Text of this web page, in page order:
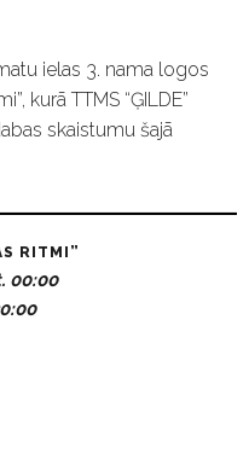
ielas 3. nama logos
kurā TTMS “ĢILDE”
skaistumu šajā
RITMI”
00:00